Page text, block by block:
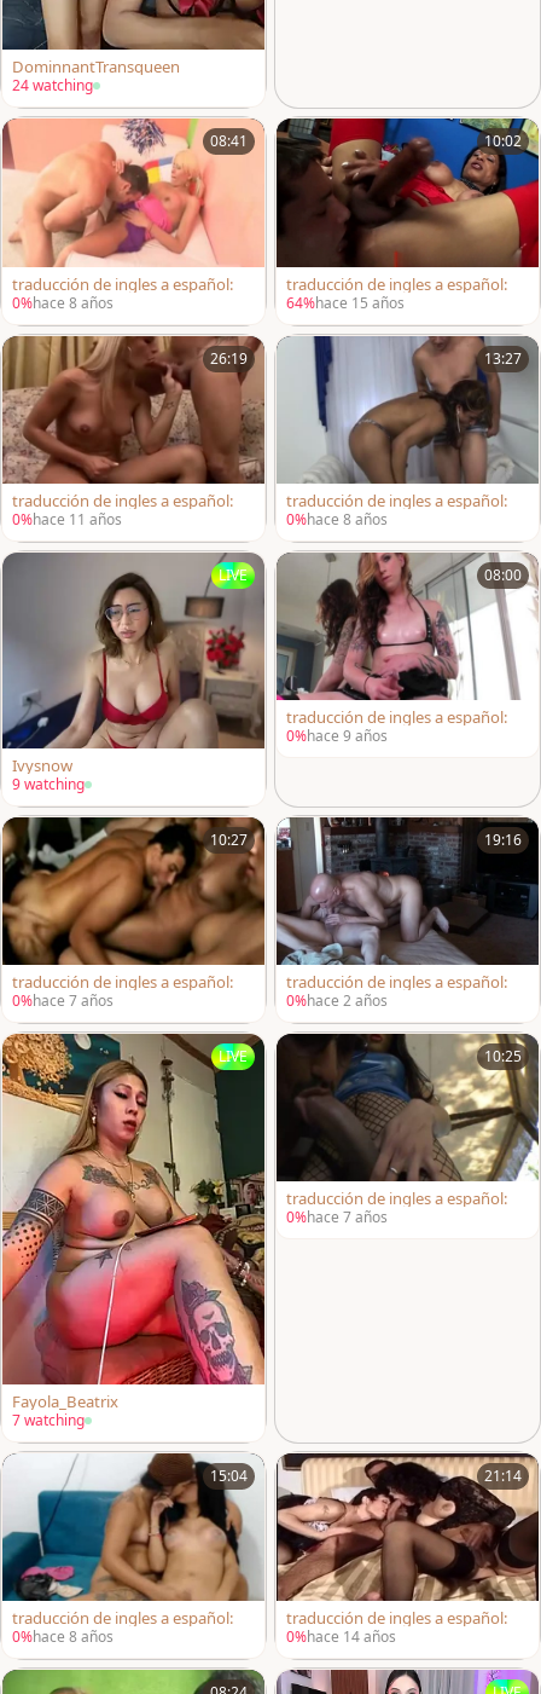
DominnantTransqueen
24 watching
08:41
traducción de ingles a español:
0%hace 8 años
10:02
traducción de ingles a español:
64%hace 15 años
26:19
traducción de ingles a español:
0%hace 11 años
13:27
traducción de ingles a español:
0%hace 8 años
LIVE
Ivysnow
9 watching
08:00
traducción de ingles a español:
0%hace 9 años
10:27
traducción de ingles a español:
0%hace 7 años
19:16
traducción de ingles a español:
0%hace 2 años
LIVE
Fayola_Beatrix
7 watching
10:25
traducción de ingles a español:
0%hace 7 años
15:04
traducción de ingles a español:
0%hace 8 años
21:14
traducción de ingles a español:
0%hace 14 años